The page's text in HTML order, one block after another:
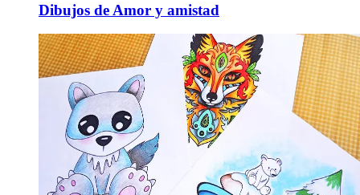
Dibujos de Amor y amistad